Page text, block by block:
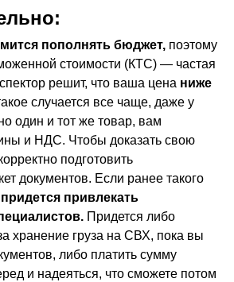
пополнять бюджет, поэтому
стоимости (КТС) — частая
решит, что ваша цена ниже
случается все чаще, даже у
один и тот же товар, вам
и НДС. Чтобы доказать свою
подготовить
документов. Если ранее такого
придется привлекать
Придется либо
хранение груза на СВХ, пока вы
либо платить сумму
и надеяться, что сможете потом